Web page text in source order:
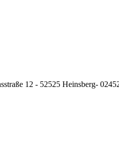
12 - 52525 Heinsberg-